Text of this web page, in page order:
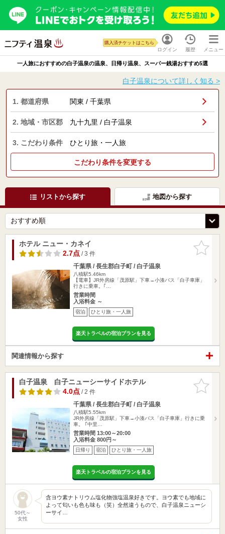
ログイン
購入済チケットはこちら
履歴 メニュー
一人旅におすすめの白子温泉の温泉、日帰り温泉、スーパー銭湯おすすめ5選
白子温泉について詳しく知る >
1. 都道府県 関東 / 千葉県
2. 地域・市区郡 九十九里 / 白子温泉
3. こだわり条件 ひとり旅・一人旅
こだわり条件を変更する
リストから探す 地図から探す
お気に入
りに追加
ホテル ニュー・カネイ
2.7点/ 3 件
千葉県 / 長生郡白子町 / 白子温泉
八積駅5.46km
【電車】JR外房線「茂原駅」下車→小湊バス「白子車庫」
行きに乗車。｢…
営業時間
入浴料金 ～
宿泊 ひとり旅・一人旅
楽天トラベルの宿泊プランを見る
関連情報から探す
お気に入
りに追加
白子温泉 白子ニューシーサイドホテル
4.0点/ 2 件
千葉県 / 長生郡白子町 / 白子温泉
八積駅5.55km
JR外房線「茂原駅」下車→小湊バス「白子車庫」行きに乗
車。 ｢中里…
営業時間 13:00～20:00
入浴料金 800円～
日帰り 宿泊 ひとり旅・一人旅
楽天トラベルの宿泊プランを見る
50代～
女性
含ヨウ素ナトリウム塩化物強塩温泉好きです。ヨウ素でも地域に
よって匂いも色も味も（笑）全然違うもので、白子温泉ニューシ
ーサイ…